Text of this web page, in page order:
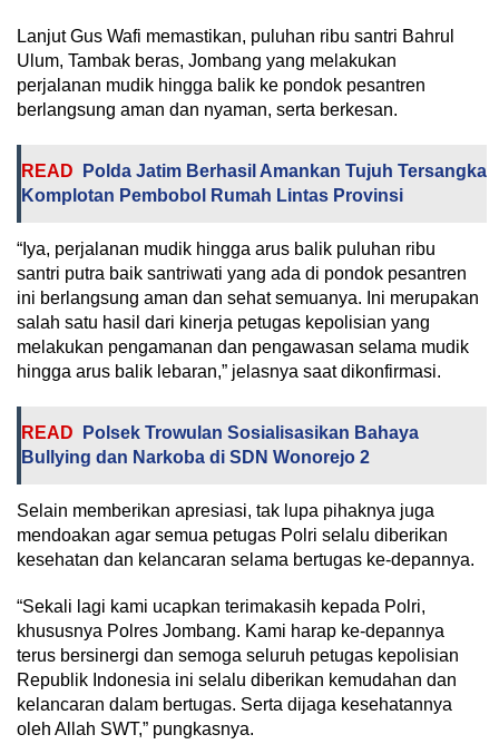
Lanjut Gus Wafi memastikan, puluhan ribu santri Bahrul
Ulum, Tambak beras, Jombang yang melakukan
perjalanan mudik hingga balik ke pondok pesantren
berlangsung aman dan nyaman, serta berkesan.
READ
Polda Jatim Berhasil Amankan Tujuh Tersangka
Komplotan Pembobol Rumah Lintas Provinsi
“Iya, perjalanan mudik hingga arus balik puluhan ribu
santri putra baik santriwati yang ada di pondok pesantren
ini berlangsung aman dan sehat semuanya. Ini merupakan
salah satu hasil dari kinerja petugas kepolisian yang
melakukan pengamanan dan pengawasan selama mudik
hingga arus balik lebaran,” jelasnya saat dikonfirmasi.
READ
Polsek Trowulan Sosialisasikan Bahaya
Bullying dan Narkoba di SDN Wonorejo 2
Selain memberikan apresiasi, tak lupa pihaknya juga
mendoakan agar semua petugas Polri selalu diberikan
kesehatan dan kelancaran selama bertugas ke-depannya.
“Sekali lagi kami ucapkan terimakasih kepada Polri,
khususnya Polres Jombang. Kami harap ke-depannya
terus bersinergi dan semoga seluruh petugas kepolisian
Republik Indonesia ini selalu diberikan kemudahan dan
kelancaran dalam bertugas. Serta dijaga kesehatannya
oleh Allah SWT,” pungkasnya.